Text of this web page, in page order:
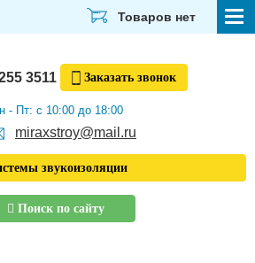
Товаров нет
3511 Заказать звонок
- Пт: с 10:00 до 18:00
miraxstroy@mail.ru
звукоизоляции
Поиск по сайту